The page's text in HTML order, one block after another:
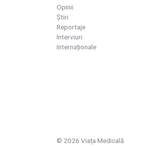
Opinii
Știri
Reportaje
Interviuri
Internaționale
© 2026 Viața Medicală